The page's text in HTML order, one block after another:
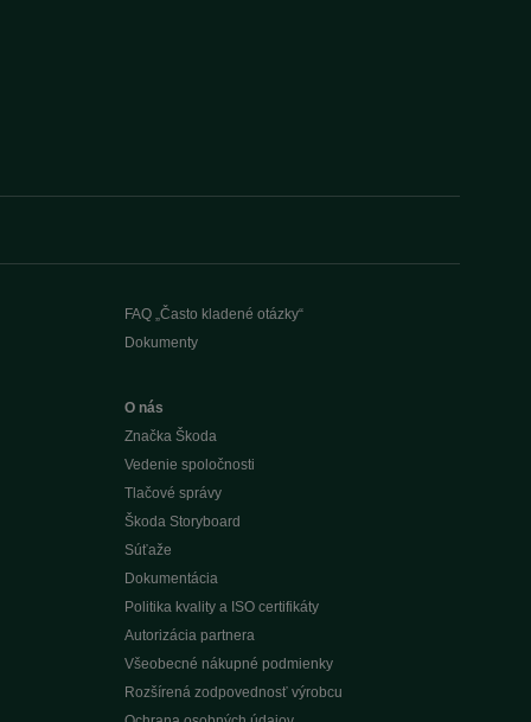
FAQ „Často kladené otázky“
Dokumenty
O nás
Značka Škoda
Vedenie spoločnosti
Tlačové správy
Škoda Storyboard
Súťaže
Dokumentácia
Politika kvality a ISO certifikáty
Autorizácia partnera
Všeobecné nákupné podmienky
Rozšírená zodpovednosť výrobcu